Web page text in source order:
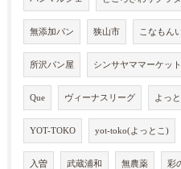
無添加パン 狭山市 こなもん
所沢パン屋 シンサヤママーケット
Que ヴィーナスリーグ よっと
YOT-TOKO yot-toko(よっとこ)
入曽 武蔵浦和 無農薬 彩